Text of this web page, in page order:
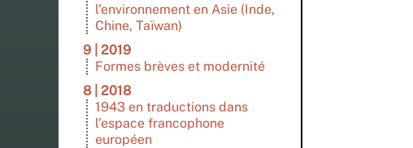
l’environnement en Asie (Inde,
Chine, Taïwan)
9 | 2019
Formes brèves et modernité
8 | 2018
1943 en traductions dans
l’espace francophone
européen